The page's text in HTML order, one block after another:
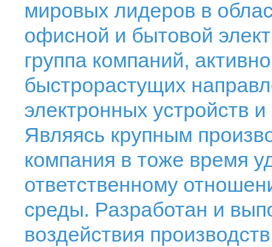
мировых лидеров в
офисной и бытовой
группа компаний,
быстрорастущих
электронных устройств
Являясь крупным
компания в тоже время
ответственному
среды. Разработан и
воздействия